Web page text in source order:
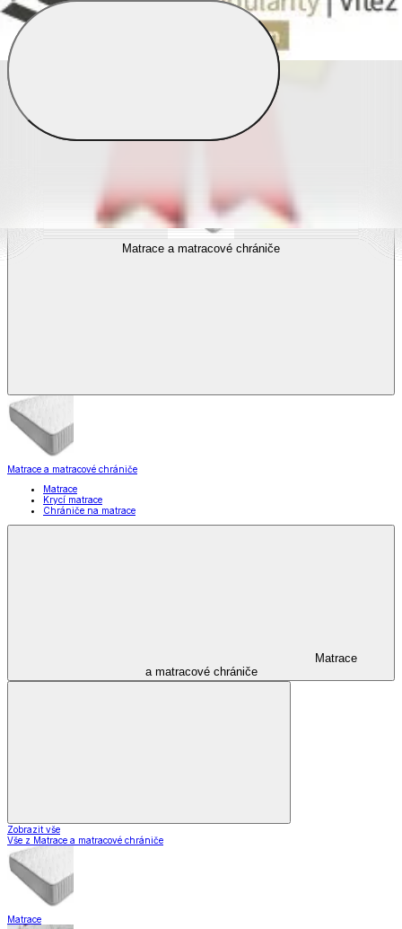
Povlečení s fototiskem
Výhodné sady
Matrace a matracové chrániče
Matrace a matracové chrániče
Matrace
Krycí matrace
Chrániče na matrace
Matrace
a matracové chrániče
Zobrazit vše
Vše z Matrace a matracové chrániče
Matrace